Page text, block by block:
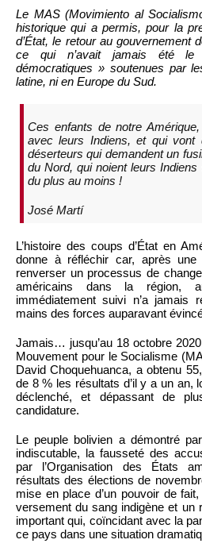
Le MAS (Movimiento al
historique qui a permis, pour la
d’État, le retour au gouvernement
ce qui n’avait jamais été
démocratiques » soutenues par
latine, ni en Europe du Sud.
Ces enfants de notre
avec leurs Indiens, et qui
déserteurs qui demandent un
du Nord, qui noient leurs
du plus au moins !
José Martí
L’histoire des coups d’État en
donne à réfléchir car, après une
renverser un processus de
américains dans la région,
immédiatement suivi n’a jamais
mains des forces auparavant
Jamais… jusqu’au 18 octobre
Mouvement pour le Socialisme
David Choquehuanca, a obtenu
de 8 % les résultats d’il y a un an,
déclenché, et dépassant de
candidature.
Le peuple bolivien a démontré
indiscutable, la fausseté des
par l’Organisation des États
résultats des élections de
mise en place d’un pouvoir de
versement du sang indigène et un
important qui, coïncidant avec la
ce pays dans une situation